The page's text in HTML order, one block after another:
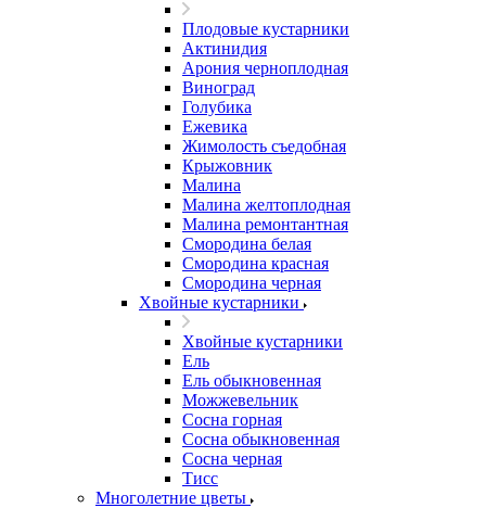
Плодовые кустарники
Актинидия
Арония черноплодная
Виноград
Голубика
Ежевика
Жимолость съедобная
Крыжовник
Малина
Малина желтоплодная
Малина ремонтантная
Смородина белая
Смородина красная
Смородина черная
Хвойные кустарники
Хвойные кустарники
Ель
Ель обыкновенная
Можжевельник
Сосна горная
Сосна обыкновенная
Сосна черная
Тисс
Многолетние цветы